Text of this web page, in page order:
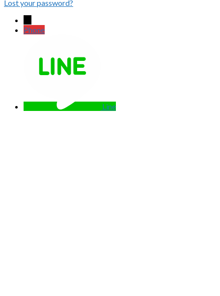
Lost your password?
Phone
Line